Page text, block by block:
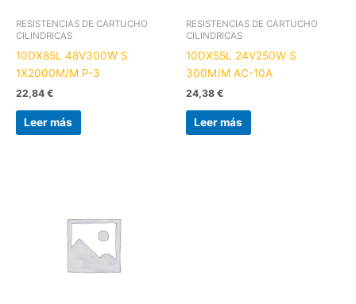
RESISTENCIAS DE CARTUCHO
CILINDRICAS
10DX85L 48V300W S
1X2000M/M P-3
22,84 €
Leer más
RESISTENCIAS DE CARTUCHO
CILINDRICAS
10DX55L 24V250W S
300M/M AC-10A
24,38 €
Leer más